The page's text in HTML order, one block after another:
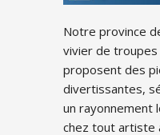
Notre province
vivier de troupes
proposent des
divertissantes,
un rayonnement
chez tout artiste